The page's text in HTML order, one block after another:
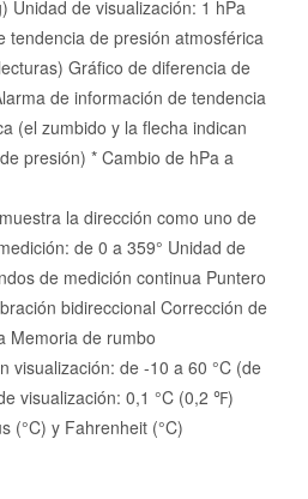
Unidad de visualización: 1 hPa
tendencia de presión atmosférica
Gráfico de diferencia de
de información de tendencia
(el zumbido y la flecha indican
presión) * Cambio de hPa a
la dirección como uno de
de 0 a 359° Unidad de
de medición continua Puntero
bidireccional Corrección de
Memoria de rumbo
visualización: de -10 a 60 °C (de
visualización: 0,1 °C (0,2 ℉)
(°C) y Fahrenheit (°C)